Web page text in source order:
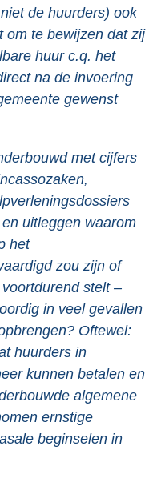
de huurders) ook
om te bewijzen dat zij
huur c.q. het
na de invoering
gewenst
met cijfers
uitleggen waarom
het
zou zijn of
stelt –
in veel gevallen
Oftewel:
huurders in
kunnen betalen en
algemene
ernstige
beginselen in